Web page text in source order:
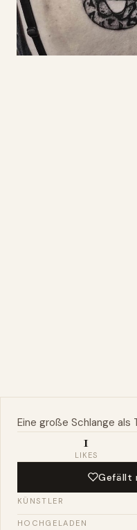
Eine große Schlange als
1
LIKES
Gefällt
KÜNSTLER
HOCHGELADEN